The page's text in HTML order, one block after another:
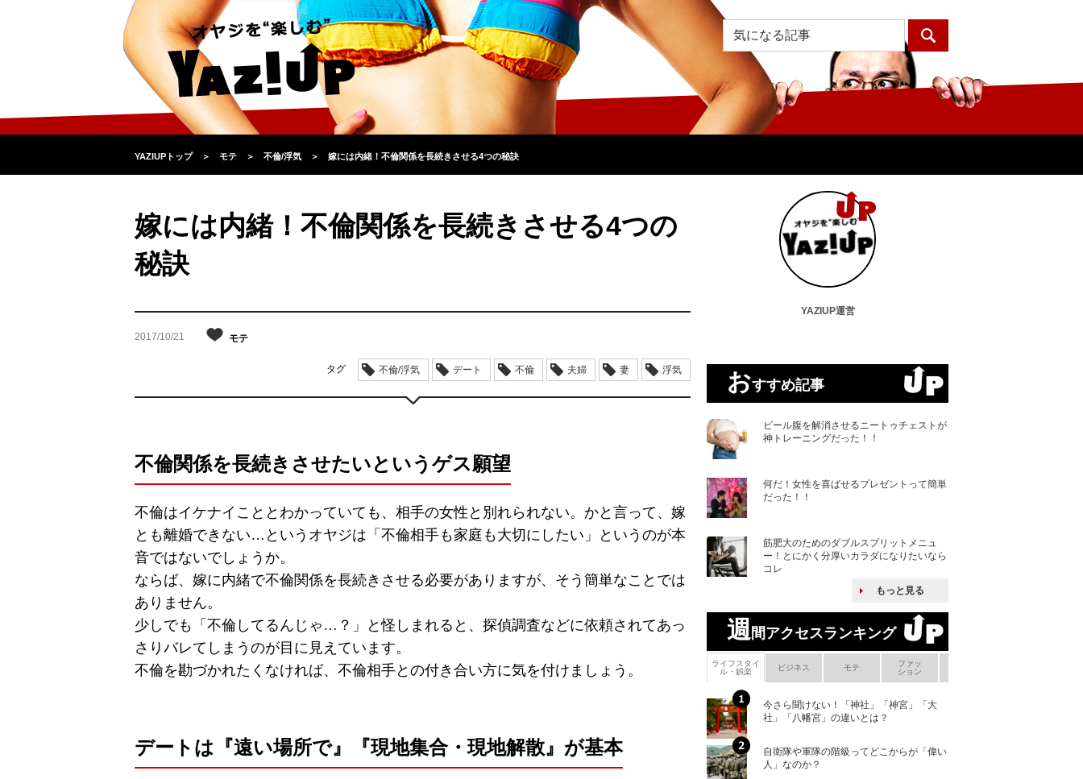
YAZIUPトップ ＞ モテ ＞ 不倫/浮気 ＞ 嫁には内緒！不倫関係を長続きさせる4つの秘訣
嫁には内緒！不倫関係を長続きさせる4つの
秘訣
2017/10/21 モテ
タグ 不倫/浮気 デート 不倫 夫婦 妻 浮気
不倫関係を長続きさせたいというゲス願望
不倫はイケナイこととわかっていても、相手の女性と別れられない。かと言って、嫁
とも離婚できない…というオヤジは「不倫相手も家庭も大切にしたい」というのが本
音ではないでしょうか。
ならば、嫁に内緒で不倫関係を長続きさせる必要がありますが、そう簡単なことでは
ありません。
少しでも「不倫してるんじゃ…？」と怪しまれると、探偵調査などに依頼されてあっ
さりバレてしまうのが目に見えています。
不倫を勘づかれたくなければ、不倫相手との付き合い方に気を付けましょう。
デートは『遠い場所で』『現地集合・現地解散』が基本
YAZIUP運営
おすすめ記事
ビール腹を解消させるニートゥチェストが
神トレーニングだった！！
何だ！女性を喜ばせるプレゼントって簡単
だった！！
筋肥大のためのダブルスプリットメニュ
ー！とにかく分厚いカラダになりたいなら
コレ
もっと見る
週間アクセスランキング
ライフスタイ
ル・娯楽
ビジネス モテ
ファッ
ション
今さら聞けない！「神社」「神宮」「大
社」「八幡宮」の違いとは？
自衛隊や軍隊の階級ってどこからが「偉い
人」なのか？